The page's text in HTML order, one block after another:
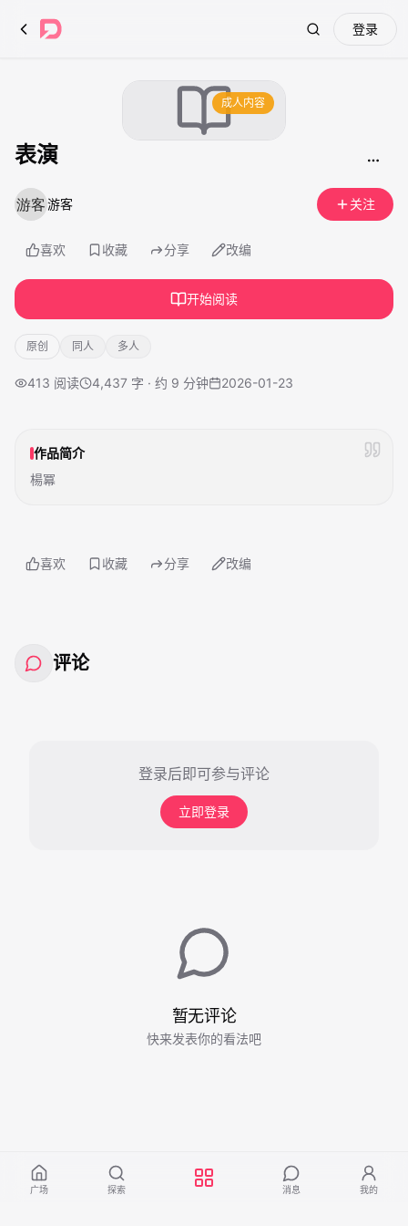
Search登录
成人内容
表演
游客 关注
喜欢 收藏 分享 改编
开始阅读
原创 同人 多人
413 阅读 4,437 字 · 约 9 分钟 2026-01-23
作品简介
楊冪
喜欢 收藏 分享 改编
评论
登录后即可参与评论
立即登录
暂无评论
快来发表你的看法吧
广场 探索 消息 我的